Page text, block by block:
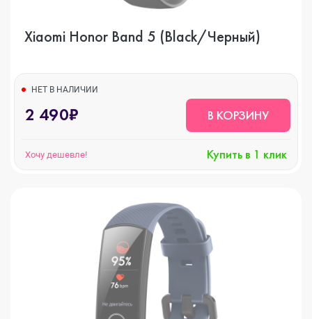
Xiaomi Honor Band 5 (Black/Черный)
НЕТ В НАЛИЧИИ
2 490₽ В КОРЗИНУ
Хочу дешевле! Купить в 1 клик